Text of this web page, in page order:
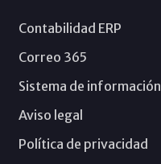
Contabilidad ERP
Correo 365
Sistema de información
Aviso legal
Política de privacidad